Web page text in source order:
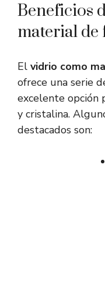
Beneficios
material
El vidrio como
ofrece una serie
excelente opción
y cristalina.
destacados son: